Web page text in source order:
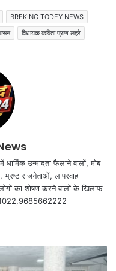
BREKING TODEY NEWS
विधायक कविता प्राण लहरे
उन्मादता फैलाने वालों, मोब
राजनेताओं, लापरवाह
का शोषण करने वालों के खिलाफ